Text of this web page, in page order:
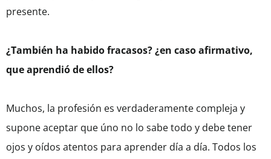
presente.
¿También ha habido fracasos? ¿en caso afirmativo,
que aprendió de ellos?
Muchos, la profesión es verdaderamente compleja y
supone aceptar que úno no lo sabe todo y debe tener
ojos y oídos atentos para aprender día a día. Todos los